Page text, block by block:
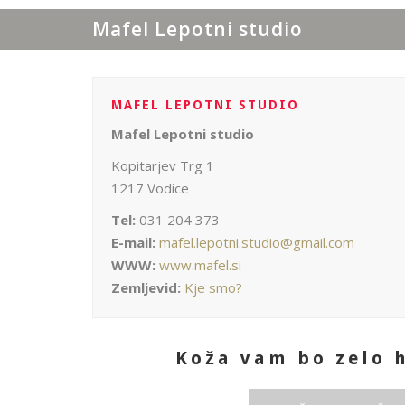
Mafel Lepotni studio
MAFEL LEPOTNI STUDIO
Mafel Lepotni studio
Kopitarjev Trg 1
1217 Vodice
Tel: 031 204 373
E-mail: mafel.lepotni.studio@gmail.com
WWW: www.mafel.si
Zemljevid: Kje smo?
Koža vam bo zelo